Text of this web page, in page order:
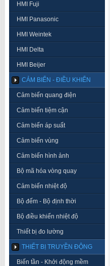
HMI Fuji
HMI Panasonic
HMI Weintek
HMI Delta
HMI Beijer
CẢM BIẾN - ĐIỀU KHIỂN
Cảm biến quang điện
Cảm biến tiệm cận
Cảm biến áp suất
Cảm biến vùng
Cảm biến hình ảnh
Bộ mã hóa vòng quay
Cảm biến nhiệt độ
Bộ đếm - Bộ định thời
Bộ điều khiển nhiệt độ
Thiết bị đo lường
THIẾT BỊ TRUYỀN ĐỘNG
Biến tần - Khởi động mềm